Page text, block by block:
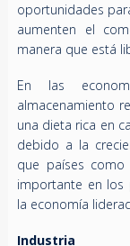
oportunidades
aumenten el
manera que está
En las
almacenamiento
una dieta rica en
debido a la
que países
importante en los
la economía
Industria